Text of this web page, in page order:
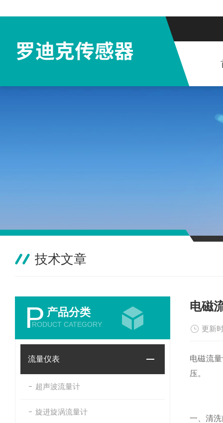
技术文章
P 产品分类
RODUCT CATEGORY
流量仪表
超声波流量计
旋进旋涡流量计
电磁
更新
电磁流
压。
一、清